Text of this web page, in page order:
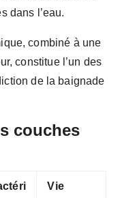
dans l’eau.
combiné à une
constitue l’un des
de la baignade
couches
Vie